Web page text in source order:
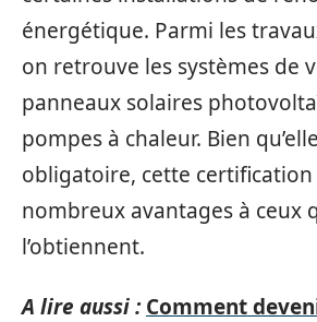
énergétique. Parmi les
on retrouve les systèmes de
panneaux solaires
pompes à chaleur. Bien
obligatoire, cette
nombreux avantages à ceux
l’obtiennent.
A lire aussi : Comment